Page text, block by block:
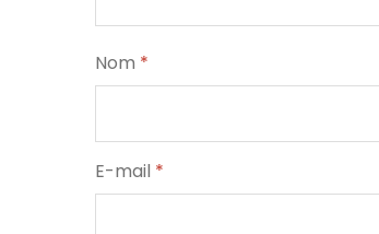
Nom *
E-mail *